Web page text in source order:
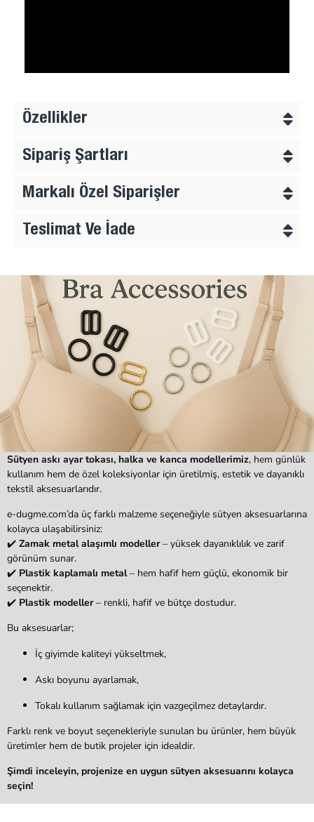
Özellikler
Sipariş Şartları
Markalı Özel Siparişler
Teslimat Ve İade
Sütyen askı ayar tokası, halka ve kanca modellerimiz, hem günlük
kullanım hem de özel koleksiyonlar için üretilmiş, estetik ve dayanıklı
tekstil aksesuarlarıdır.
e-dugme.com’da üç farklı malzeme seçeneğiyle sütyen aksesuarlarına
kolayca ulaşabilirsiniz:
✔️ Zamak metal alaşımlı modeller– yüksek dayanıklılık ve zarif
görünüm sunar.
✔️ Plastik kaplamalı metal– hem hafif hem güçlü, ekonomik bir
seçenektir.
✔️ Plastik modeller– renkli, hafif ve bütçe dostudur.
Bu aksesuarlar;
İç giyimde kaliteyi yükseltmek,
Askı boyunu ayarlamak,
Tokalı kullanım sağlamak için vazgeçilmez detaylardır.
Farklı renk ve boyut seçenekleriyle sunulan bu ürünler, hem büyük
üretimler hem de butik projeler için idealdir.
Şimdi inceleyin, projenize en uygun sütyen aksesuarını kolayca
seçin!